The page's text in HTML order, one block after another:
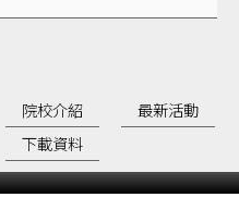
院校介紹
最新活動
下載資料